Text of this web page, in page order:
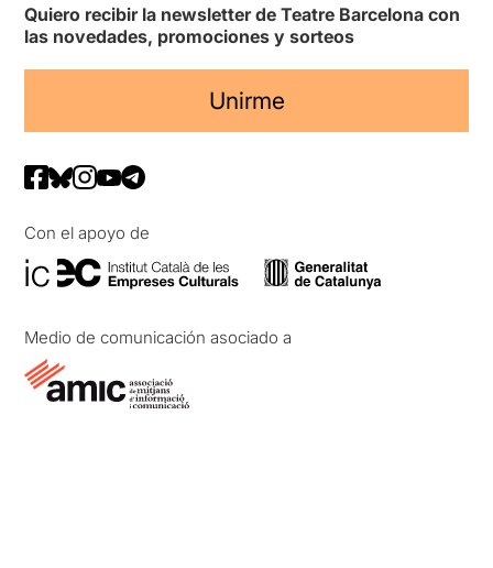
Quiero recibir la newsletter de Teatre Barcelona con
las novedades, promociones y sorteos
Unirme
Con el apoyo de
Medio de comunicación asociado a